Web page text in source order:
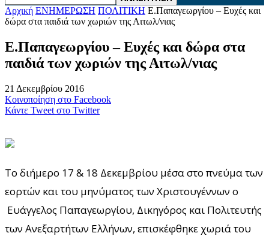
Αρχική ΕΝΗΜΕΡΩΣΗ ΠΟΛΙΤΙΚΗ Ε.Παπαγεωργίου – Ευχές και
δώρα στα παιδιά των χωριών της Αιτωλ/νιας
Ε.Παπαγεωργίου – Ευχές και δώρα στα
παιδιά των χωριών της Αιτωλ/νιας
21 Δεκεμβρίου 2016
Κοινοποίηση στο Facebook
Κάντε Tweet στο Twitter
Το διήμερο 17 & 18 Δεκεμβρίου μέσα στο πνεύμα των
εορτών και του μηνύματος των Χριστουγέννων ο
Ευάγγελος Παπαγεωργίου, Δικηγόρος και Πολιτευτής
των Ανεξαρτήτων Ελλήνων, επισκέφθηκε χωριά του